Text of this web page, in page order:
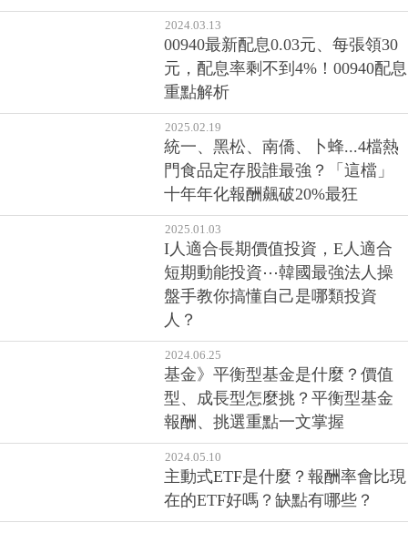
2024.03.13
00940最新配息0.03元、每張領30
元，配息率剩不到4%！00940配息
重點解析
2025.02.19
統一、黑松、南僑、卜蜂...4檔熱
門食品定存股誰最強？「這檔」
十年年化報酬飆破20%最狂
2025.01.03
I人適合長期價值投資，E人適合
短期動能投資⋯韓國最強法人操
盤手教你搞懂自己是哪類投資
人？
2024.06.25
基金》平衡型基金是什麼？價值
型、成長型怎麼挑？平衡型基金
報酬、挑選重點一文掌握
2024.05.10
主動式ETF是什麼？報酬率會比現
在的ETF好嗎？缺點有哪些？